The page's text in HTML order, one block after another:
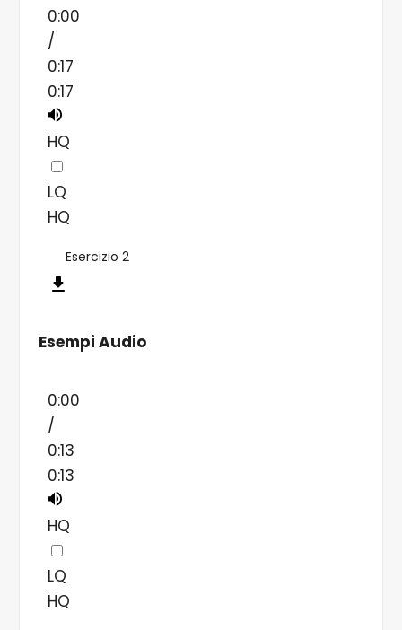
0:00
/
0:17
0:17
HQ
LQ
HQ
Esercizio 2
Esempi Audio
0:00
/
0:13
0:13
HQ
LQ
HQ